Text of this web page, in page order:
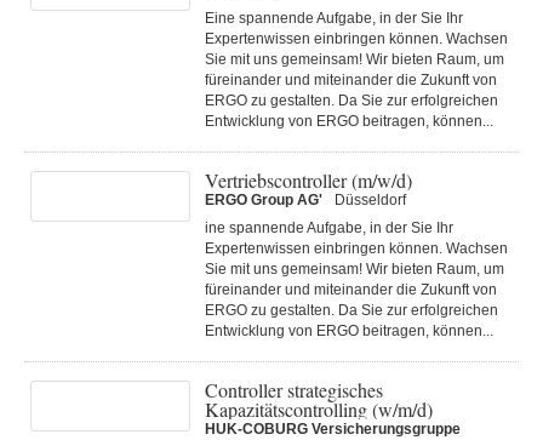
Eine spannende Aufgabe, in der Sie Ihr
Expertenwissen einbringen können. Wachsen
Sie mit uns gemeinsam! Wir bieten Raum, um
füreinander und miteinander die Zukunft von
ERGO zu gestalten. Da Sie zur erfolgreichen
Entwicklung von ERGO beitragen, können...
Vertriebscontroller (m/w/d)
ERGO Group AG'
Düsseldorf
ine spannende Aufgabe, in der Sie Ihr
Expertenwissen einbringen können. Wachsen
Sie mit uns gemeinsam! Wir bieten Raum, um
füreinander und miteinander die Zukunft von
ERGO zu gestalten. Da Sie zur erfolgreichen
Entwicklung von ERGO beitragen, können...
Controller strategisches
Kapazitätscontrolling (w/m/d)
HUK-COBURG Versicherungsgruppe